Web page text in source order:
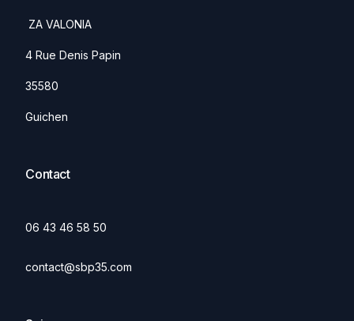
ZA VALONIA
4 Rue Denis Papin
35580
Guichen
Contact
06 43 46 58 50
contact@sbp35.com